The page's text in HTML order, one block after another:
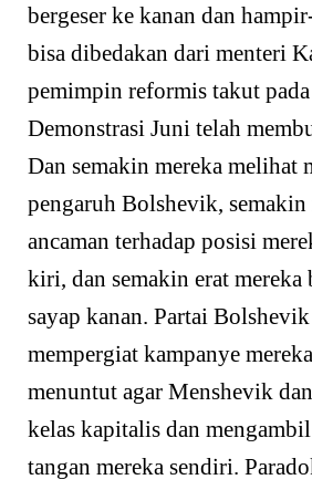
bergeser ke kanan dan
bisa dibedakan dari menteri
pemimpin reformis takut pada
Demonstrasi Juni telah
Dan semakin mereka melihat
pengaruh Bolshevik,
ancaman terhadap posisi
kiri, dan semakin erat mereka
sayap kanan. Partai
mempergiat kampanye
menuntut agar Menshevik
kelas kapitalis dan
tangan mereka sendiri.